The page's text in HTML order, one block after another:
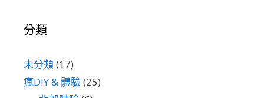
分類
未分類(17)
瘋DIY & 體驗(25)